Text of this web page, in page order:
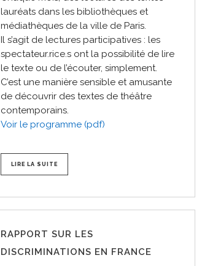
lauréats dans les bibliothèques et
médiathèques de la ville de Paris.
Il s’agit de lectures participatives : les
spectateur.rice.s ont la possibilité de lire
le texte ou de l’écouter, simplement.
C’est une manière sensible et amusante
de découvrir des textes de théâtre
contemporains.
Voir le programme (pdf)
LIRE LA SUITE
RAPPORT SUR LES
DISCRIMINATIONS EN FRANCE